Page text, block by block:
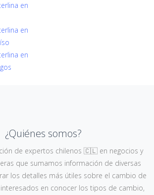
en
en
en
¿Quiénes somos?
de expertos chilenos 🇨🇱 en negocios y
que sumamos información de diversas
los detalles más útiles sobre el cambio de
en conocer los tipos de cambio,